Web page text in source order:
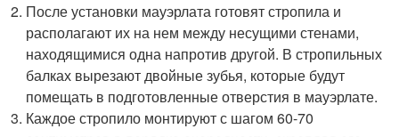
После установки мауэрлата готовят стропила и
располагают их на нем между несущими стенами,
находящимися одна напротив другой. В стропильных
балках вырезают двойные зубья, которые будут
помещать в подготовленные отверстия в мауэрлате.
Каждое стропило монтируют с шагом 60-70